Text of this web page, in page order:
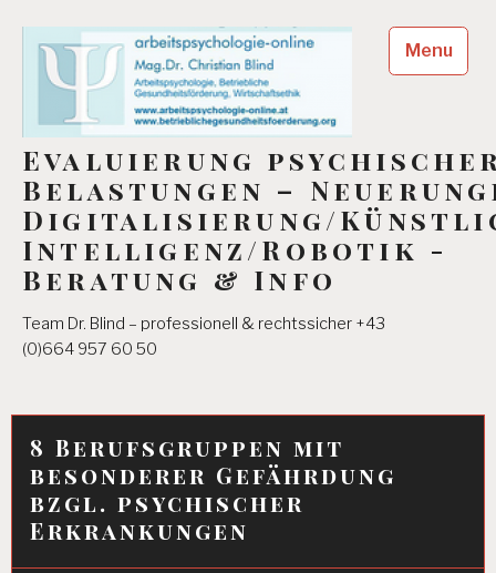
content
Evaluierung
Belastungen –
Digitalisierung/
Intelligenz/Robotik -
Beratung & Info
Team Dr. Blind – professionell & rechtssicher +43
(0)664 957 60 50
Menu
8 Berufsgruppen mit
besonderer Gefährdung
bzgl. psychischer
Erkrankungen